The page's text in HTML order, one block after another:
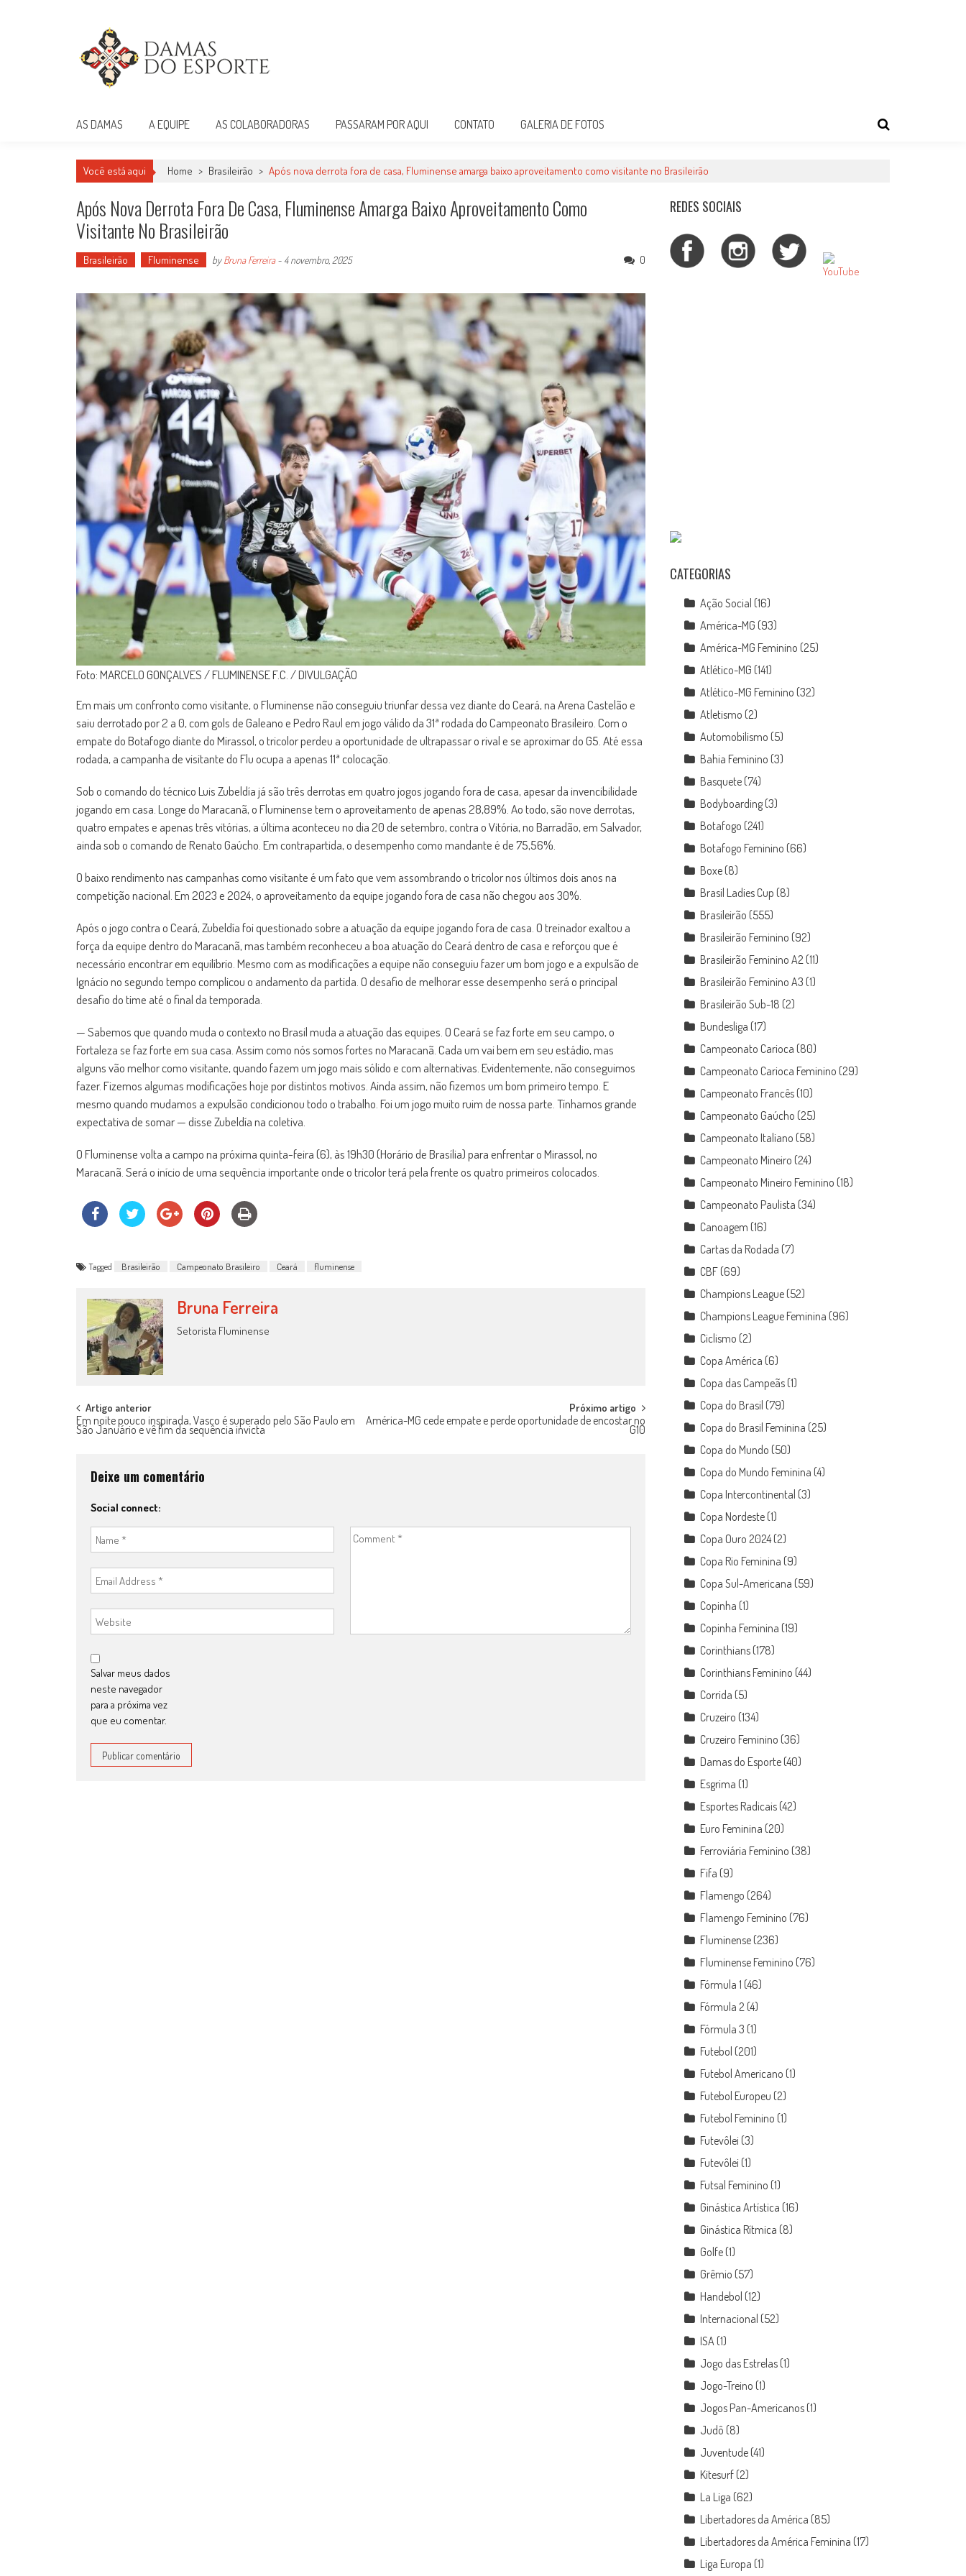
AS DAMAS A EQUIPE AS COLABORADORAS PASSARAM POR AQUI CONTATO GALERIA DE FOTOS
Você está aqui Home > Brasileirão > Após nova derrota fora de casa, Fluminense amarga baixo aproveitamento como visitante no Brasileirão
Após Nova Derrota Fora De Casa, Fluminense Amarga Baixo Aproveitamento Como
Visitante No Brasileirão
Brasileirão Fluminense byBruna Ferreira- 4 novembro, 2025 0
Foto: MARCELO GONÇALVES / FLUMINENSE F.C. / DIVULGAÇÃO
Em mais um confronto como visitante, o Fluminense não conseguiu triunfar dessa vez diante do Ceará, na Arena Castelão e
saiu derrotado por 2 a 0, com gols de Galeano e Pedro Raul em jogo válido da 31ª rodada do Campeonato Brasileiro. Com o
empate do Botafogo diante do Mirassol, o tricolor perdeu a oportunidade de ultrapassar o rival e se aproximar do G5. Até essa
rodada, a campanha de visitante do Flu ocupa a apenas 11ª colocação.
Sob o comando do técnico Luis Zubeldía já são três derrotas em quatro jogos jogando fora de casa, apesar da invencibilidade
jogando em casa. Longe do Maracanã, o Fluminense tem o aproveitamento de apenas 28,89%. Ao todo, são nove derrotas,
quatro empates e apenas três vitórias, a última aconteceu no dia 20 de setembro, contra o Vitória, no Barradão, em Salvador,
ainda sob o comando de Renato Gaúcho. Em contrapartida, o desempenho como mandante é de 75,56%.
O baixo rendimento nas campanhas como visitante é um fato que vem assombrando o tricolor nos últimos dois anos na
competição nacional. Em 2023 e 2024, o aproveitamento da equipe jogando fora de casa não chegou aos 30%.
Após o jogo contra o Ceará, Zubeldía foi questionado sobre a atuação da equipe jogando fora de casa. O treinador exaltou a
força da equipe dentro do Maracanã, mas também reconheceu a boa atuação do Ceará dentro de casa e reforçou que é
necessário encontrar em equilíbrio. Mesmo com as modificações a equipe não conseguiu fazer um bom jogo e a expulsão de
Ignácio no segundo tempo complicou o andamento da partida. O desafio de melhorar esse desempenho será o principal
desafio do time até o final da temporada.
— Sabemos que quando muda o contexto no Brasil muda a atuação das equipes. O Ceará se faz forte em seu campo, o
Fortaleza se faz forte em sua casa. Assim como nós somos fortes no Maracanã. Cada um vai bem em seu estádio, mas
alguns vão melhor como visitante, quando fazem um jogo mais sólido e com alternativas. Evidentemente, não conseguimos
fazer. Fizemos algumas modificações hoje por distintos motivos. Ainda assim, não fizemos um bom primeiro tempo. E
mesmo quando mudamos a expulsão condicionou todo o trabalho. Foi um jogo muito ruim de nossa parte. Tínhamos grande
expectativa de somar — disse Zubeldía na coletiva.
O Fluminense volta a campo na próxima quinta-feira (6), às 19h30 (Horário de Brasília) para enfrentar o Mirassol, no
Maracanã. Será o início de uma sequência importante onde o tricolor terá pela frente os quatro primeiros colocados.
Tagged Brasileirão Campeonato Brasileiro Ceará fluminense
Bruna Ferreira
Setorista Fluminense
Post
navigation
Artigo anterior
Em noite pouco inspirada, Vasco é superado pelo São Paulo em
São Januário e vê fim da sequência invicta
Próximo artigo
América-MG cede empate e perde oportunidade de encostar no
G10
Deixe um comentário
Social connect:
Salvar meus dados
neste navegador
para a próxima vez
que eu comentar.
REDES SOCIAIS
CATEGORIAS
Ação Social (16)
América-MG (93)
América-MG Feminino (25)
Atlético-MG (141)
Atlético-MG Feminino (32)
Atletismo (2)
Automobilismo (5)
Bahia Feminino (3)
Basquete (74)
Bodyboarding (3)
Botafogo (241)
Botafogo Feminino (66)
Boxe (8)
Brasil Ladies Cup (8)
Brasileirão (555)
Brasileirão Feminino (92)
Brasileirão Feminino A2 (11)
Brasileirão Feminino A3 (1)
Brasileirão Sub-18 (2)
Bundesliga (17)
Campeonato Carioca (80)
Campeonato Carioca Feminino (29)
Campeonato Francês (10)
Campeonato Gaúcho (25)
Campeonato Italiano (58)
Campeonato Mineiro (24)
Campeonato Mineiro Feminino (18)
Campeonato Paulista (34)
Canoagem (16)
Cartas da Rodada (7)
CBF (69)
Champions League (52)
Champions League Feminina (96)
Ciclismo (2)
Copa América (6)
Copa das Campeãs (1)
Copa do Brasil (79)
Copa do Brasil Feminina (25)
Copa do Mundo (50)
Copa do Mundo Feminina (4)
Copa Intercontinental (3)
Copa Nordeste (1)
Copa Ouro 2024(2)
Copa Rio Feminina (9)
Copa Sul-Americana (59)
Copinha (1)
Copinha Feminina (19)
Corinthians (178)
Corinthians Feminino (44)
Corrida (5)
Cruzeiro (134)
Cruzeiro Feminino (36)
Damas do Esporte (40)
Esgrima (1)
Esportes Radicais (42)
Euro Feminina (20)
Ferroviária Feminino (38)
Fifa (9)
Flamengo (264)
Flamengo Feminino (76)
Fluminense (236)
Fluminense Feminino (76)
Fórmula 1 (46)
Fórmula 2 (4)
Fórmula 3 (1)
Futebol (201)
Futebol Americano (1)
Futebol Europeu (2)
Futebol Feminino (1)
Futevôlei (3)
Futevôlei (1)
Futsal Feminino (1)
Ginástica Artística (16)
Ginástica Rítmica (8)
Golfe (1)
Grêmio (57)
Handebol (12)
Internacional (52)
ISA (1)
Jogo das Estrelas (1)
Jogo-Treino (1)
Jogos Pan-Americanos (1)
Judô (8)
Juventude (41)
Kitesurf (2)
La Liga (62)
Libertadores da América (85)
Libertadores da América Feminina (17)
Liga Europa (1)